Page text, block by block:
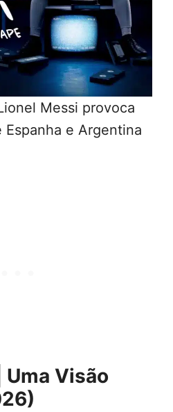
Messi provoca
e Argentina
Uma Visão